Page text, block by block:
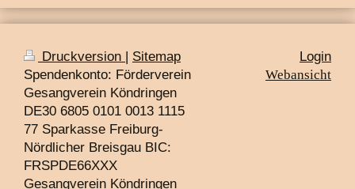
Druckversion
Sitemap
Spendenkonto: Förderverein
Gesangverein Köndringen
DE30 6805 0101 0013 1115
77 Sparkasse Freiburg-
Nördlicher Breisgau BIC:
FRSPDE66XXX
Gesangverein Köndringen
Login
Webansicht